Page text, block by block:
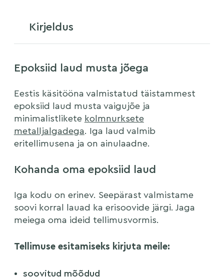
Kirjeldus
Epoksiid laud musta jõega
Eestis käsitööna valmistatud täistammest
epoksiid laud musta vaigujõe ja
minimalistlikete kolmnurksete
metalljalgadega. Iga laud valmib
eritellimusena ja on ainulaadne.
Kohanda oma epoksiid laud
Iga kodu on erinev. Seepärast valmistame
soovi korral lauad ka erisoovide järgi. Jaga
meiega oma ideid tellimusvormis.
Tellimuse esitamiseks kirjuta meile:
soovitud mõõdud